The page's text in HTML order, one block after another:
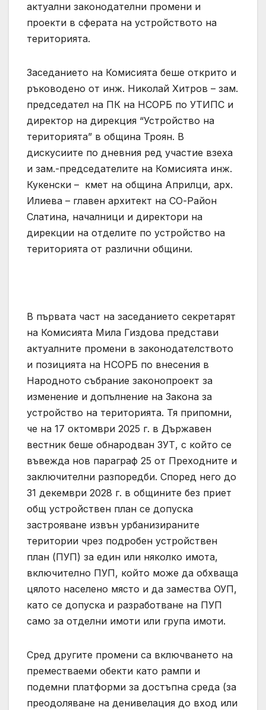
актуални законодателни промени и
проекти в сферата на устройството на
територията.
Заседанието на Комисията беше открито и
ръководено от инж. Николай Хитров – зам.
председател на ПК на НСОРБ по УТИПС и
директор на дирекция “Устройство на
територията” в община Троян. В
дискусиите по дневния ред участие взеха
и зам.-председателите на Комисията инж.
Кукенски – кмет на община Априлци, арх.
Илиева – главен архитект на СО-Район
Слатина, началници и директори на
дирекции на отделите по устройство на
територията от различни общини.
В първата част на заседанието секретарят
на Комисията Мила Гиздова представи
актуалните промени в законодателството
и позицията на НСОРБ по внесения в
Народното събрание законопроект за
изменение и допълнение на Закона за
устройство на територията. Тя припомни,
че на 17 октомври 2025 г. в Държавен
вестник беше обнародван ЗУТ, с който се
въвежда нов параграф 25 от Преходните и
заключителни разпоредби. Според него до
31 декември 2028 г. в общините без приет
общ устройствен план се допуска
застрояване извън урбанизираните
територии чрез подробен устройствен
план (ПУП) за един или няколко имота,
включително ПУП, който може да обхваща
цялото населено място и да замества ОУП,
като се допуска и разработване на ПУП
само за отделни имоти или група имоти.
Сред другите промени са включването на
преместваеми обекти като рампи и
подемни платформи за достъпна среда (за
преодоляване на денивелация до вход или